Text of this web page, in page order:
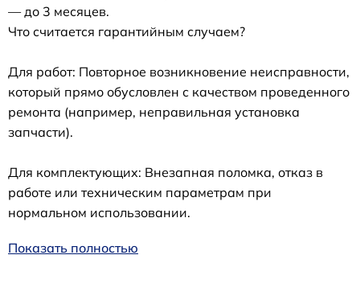
— до 3 месяцев.
Что считается гарантийным случаем?
Для работ: Повторное возникновение неисправности,
который прямо обусловлен с качеством проведенного
ремонта (например, неправильная установка
запчасти).
Для комплектующих: Внезапная поломка, отказ в
работе или техническим параметрам при
нормальном использовании.
Показать полностью